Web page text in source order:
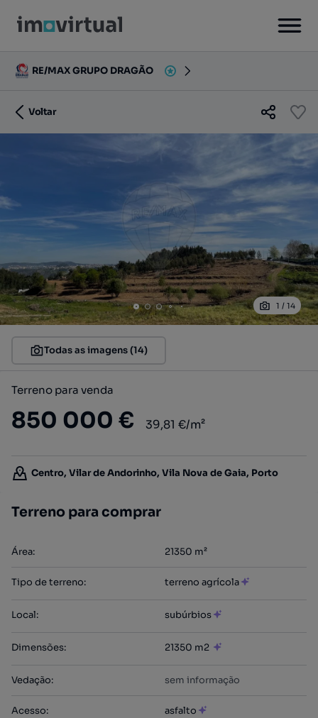
RE/MAX GRUPO DRAGÃO
Voltar
1 / 14
Todas as imagens (14)
Terreno para venda
850 000 € 39,81 €/m²
Centro, Vilar de Andorinho, Vila Nova de Gaia, Porto
Terreno para comprar
Área: 21350 m²
Tipo de terreno: terreno agrícola
Local: subúrbios
Dimensões: 21350 m2
Vedação: sem informação
Acesso: asfalto